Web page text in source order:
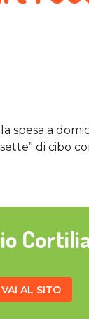
spesa a
di cibo
VAI AL SITO